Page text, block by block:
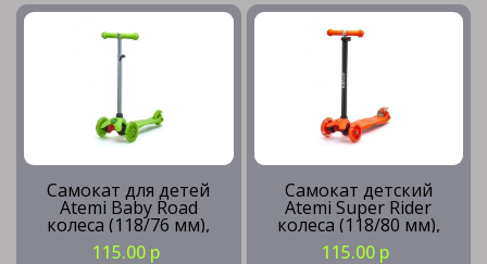
Самокат для детей
Atemi Baby Road
колеса (118/76 мм),
светодиоды
115.00 р
Самокат детский
Atemi Super Rider
колеса (118/80 мм),
светодиоды
115.00 р